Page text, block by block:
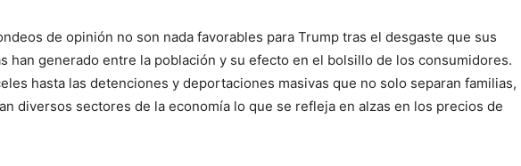
de opinión no son nada favorables para Trump tras el desgaste que sus
han generado entre la población y su efecto en el bolsillo de los consumidores.
hasta las detenciones y deportaciones masivas que no solo separan familias,
diversos sectores de la economía lo que se refleja en alzas en los precios de